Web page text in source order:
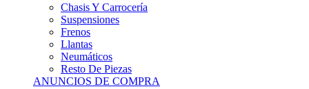
Suspensiones
Frenos
Llantas
Neumáticos
Resto De Piezas
ANUNCIOS DE COMPRA
Compra Vehículos